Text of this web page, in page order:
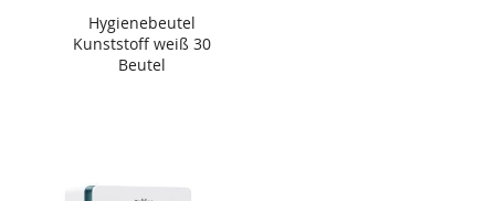
Hygienebeutel
Kunststoff weiß 30
Beutel